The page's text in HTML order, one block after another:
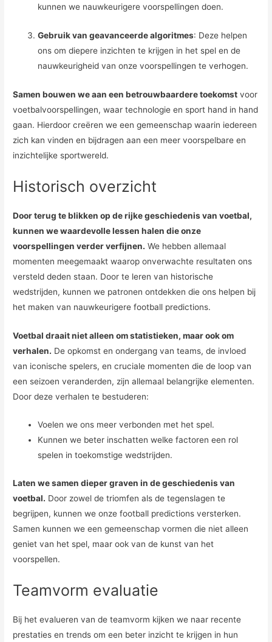
kunnen we nauwkeurigere voorspellingen doen.
Gebruik van geavanceerde algoritmes: Deze helpen
ons om diepere inzichten te krijgen in het spel en de
nauwkeurigheid van onze voorspellingen te verhogen.
Samen bouwen we aan een betrouwbaardere toekomst voor
voetbalvoorspellingen, waar technologie en sport hand in hand
gaan. Hierdoor creëren we een gemeenschap waarin iedereen
zich kan vinden en bijdragen aan een meer voorspelbare en
inzichtelijke sportwereld.
Historisch overzicht
Door terug te blikken op de rijke geschiedenis van voetbal,
kunnen we waardevolle lessen halen die onze
voorspellingen verder verfijnen. We hebben allemaal
momenten meegemaakt waarop onverwachte resultaten ons
versteld deden staan. Door te leren van historische
wedstrijden, kunnen we patronen ontdekken die ons helpen bij
het maken van nauwkeurigere football predictions.
Voetbal draait niet alleen om statistieken, maar ook om
verhalen. De opkomst en ondergang van teams, de invloed
van iconische spelers, en cruciale momenten die de loop van
een seizoen veranderden, zijn allemaal belangrijke elementen.
Door deze verhalen te bestuderen:
Voelen we ons meer verbonden met het spel.
Kunnen we beter inschatten welke factoren een rol
spelen in toekomstige wedstrijden.
Laten we samen dieper graven in de geschiedenis van
voetbal. Door zowel de triomfen als de tegenslagen te
begrijpen, kunnen we onze football predictions versterken.
Samen kunnen we een gemeenschap vormen die niet alleen
geniet van het spel, maar ook van de kunst van het
voorspellen.
Teamvorm evaluatie
Bij het evalueren van de teamvorm kijken we naar recente
prestaties en trends om een beter inzicht te krijgen in hun